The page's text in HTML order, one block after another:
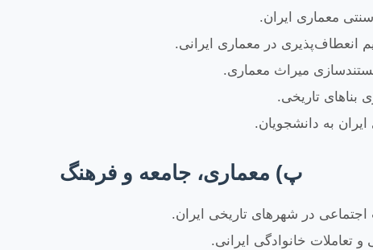
معماری ایران.
انعطاف‌پذیری در معماری ایرانی.
میراث معماری.
بناهای تاریخی.
پ) معماری، جامعه و فرهنگ
اجتماعی در شهرهای تاریخی ایران.
خانوادگی ایرانی.